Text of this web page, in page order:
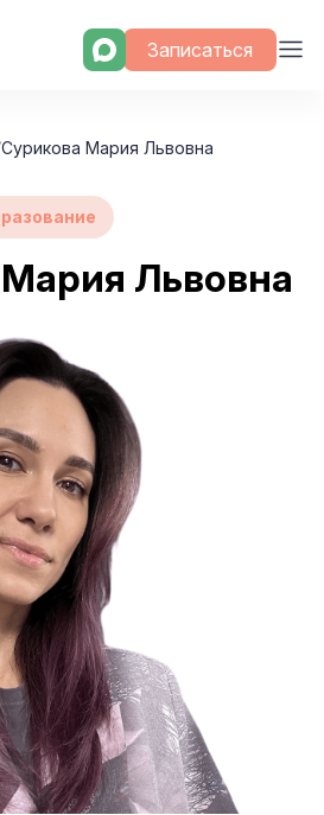
Записаться
Сурикова Мария Львовна
Львовна